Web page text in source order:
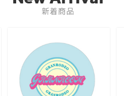
新着商品